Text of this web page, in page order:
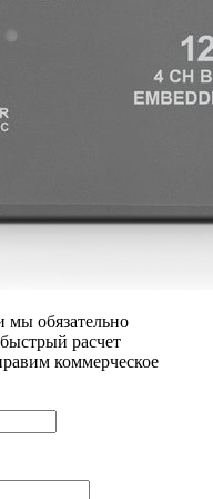
мы обязательно
расчет
коммерческое